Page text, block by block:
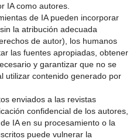
IA como autores.
de IA pueden incorporar
la atribución adecuada
de autor), los humanos
las fuentes apropiadas, obtener
y garantizar que no se
utilizar contenido generado por
enviados a las revistas
confidencial de los autores,
IA en su procesamiento o la
puede vulnerar la